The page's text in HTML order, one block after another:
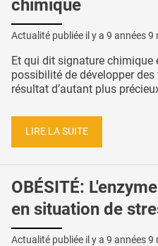
chimique
Actualité publiée il y a 9 années 9
Et qui dit signature chimique
possibilité de développer
résultat d’autant plus
LIRE LA SUITE
OBÉSITÉ:
en situation de
Actualité publiée il y a 9 années 9